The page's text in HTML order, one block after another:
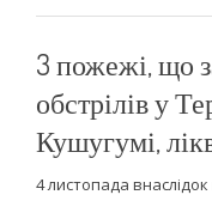
3 пожежі, що
обстрілів у
Кушугумі,
4 листопада